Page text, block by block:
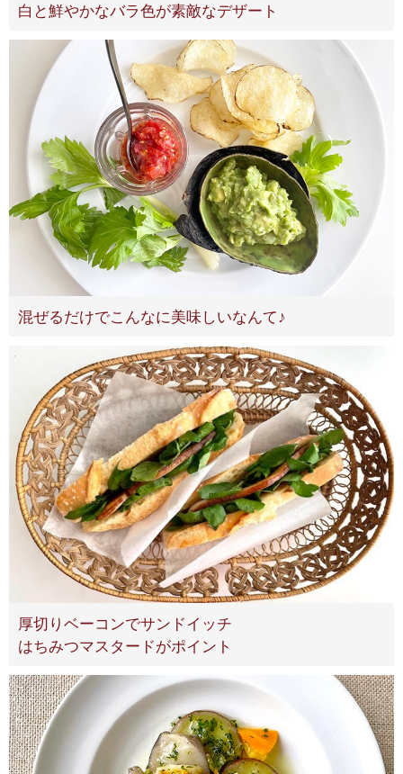
白と鮮やかなバラ色が素敵なデザート
混ぜるだけでこんなに美味しいなんて♪
厚切りベーコンでサンドイッチ
はちみつマスタードがポイント